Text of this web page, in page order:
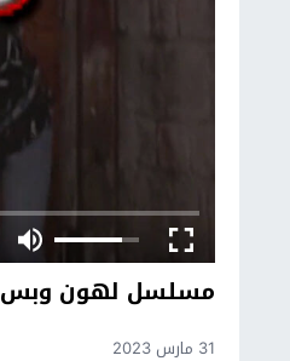
مسلسل لهون وبس
31 مارس 2023